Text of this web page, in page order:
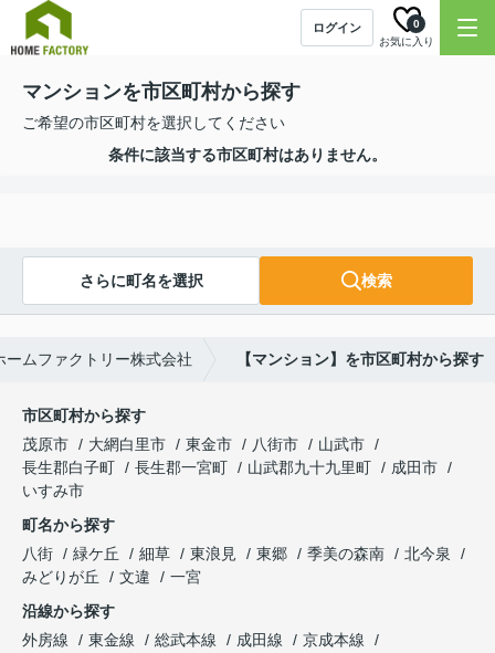
ログイン
お気に入り
0
マンションを市区町村から探す
ご希望の市区町村を選択してください
条件に該当する市区町村はありません。
さらに町名を選択 検索
ムファクトリー株式会社 【マンション】を市区町村から探す
市区町村から探す
茂原市
大網白里市 東金市 八街市
山武市
長生郡白子町
長生郡一宮町 山武郡九十九里町
成田市
いすみ市
町名から探す
八街
緑ケ丘 細草 東浪見 東郷 季美の森南
北今泉
みどりが丘
文違
一宮
沿線から探す
外房線
東金線 総武本線 成田線
京成本線